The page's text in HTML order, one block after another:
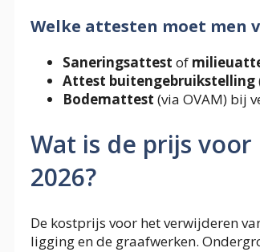
Welke attesten moet men
Saneringsattest of
Attest buitengebruikstelling
Bodemattest (via OVAM) bij
Wat is de prijs
2026?
De kostprijs voor het verwijderen
ligging en de graafwerken.